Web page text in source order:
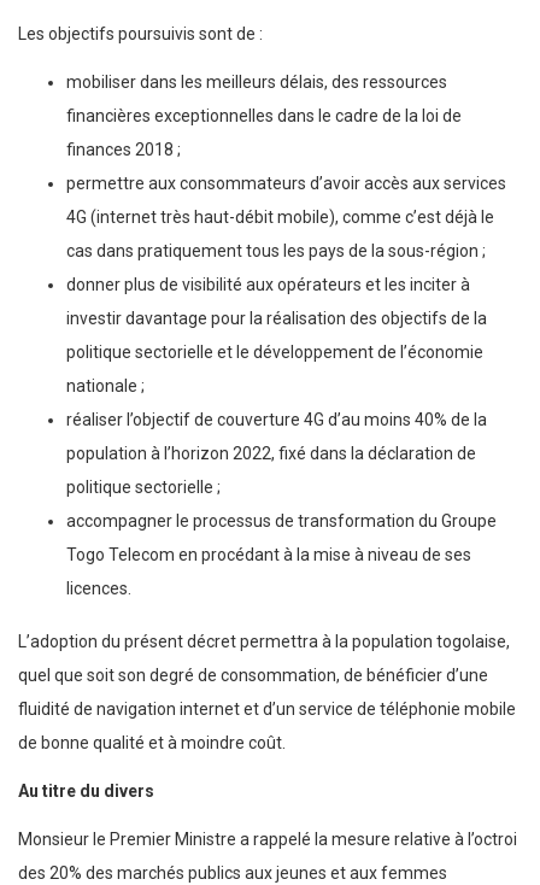
Les objectifs poursuivis sont de :
mobiliser dans les meilleurs délais, des ressources
financières exceptionnelles dans le cadre de la loi de
finances 2018 ;
permettre aux consommateurs d’avoir accès aux services
4G (internet très haut-débit mobile), comme c’est déjà le
cas dans pratiquement tous les pays de la sous-région ;
donner plus de visibilité aux opérateurs et les inciter à
investir davantage pour la réalisation des objectifs de la
politique sectorielle et le développement de l’économie
nationale ;
réaliser l’objectif de couverture 4G d’au moins 40% de la
population à l’horizon 2022, fixé dans la déclaration de
politique sectorielle ;
accompagner le processus de transformation du Groupe
Togo Telecom en procédant à la mise à niveau de ses
licences.
L’adoption du présent décret permettra à la population togolaise,
quel que soit son degré de consommation, de bénéficier d’une
fluidité de navigation internet et d’un service de téléphonie mobile
de bonne qualité et à moindre coût.
Au titre du divers
Monsieur le Premier Ministre a rappelé la mesure relative à l’octroi
des 20% des marchés publics aux jeunes et aux femmes